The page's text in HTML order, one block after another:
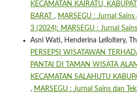
KECAMATAN KAIRATU,
BARAT , MARSEGU : Jurnal
3 (2024): MARSEGU : Jurnal
Asni Wati, Henderina Lelloltery,
PERSEPSI WISATAWAN
PANTAI DI TAMAN WISATA
KECAMATAN SALAHUTU
, MARSEGU : Jurnal Sains dan